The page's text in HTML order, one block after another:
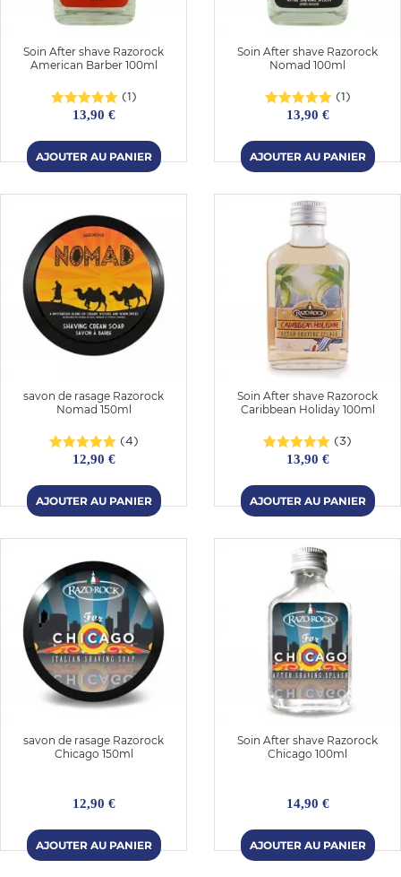
Soin After shave Razorock
American Barber 100ml
(1)
13,90 €
Soin After shave Razorock
Nomad 100ml
(1)
13,90 €
savon de rasage Razorock
Nomad 150ml
(4)
12,90 €
Soin After shave Razorock
Caribbean Holiday 100ml
(3)
13,90 €
savon de rasage Razorock
Chicago 150ml
12,90 €
Soin After shave Razorock
Chicago 100ml
14,90 €